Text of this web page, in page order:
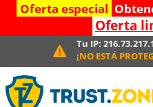
Oferta especial
Oferta
Tu IP:
¡NO ESTÁ